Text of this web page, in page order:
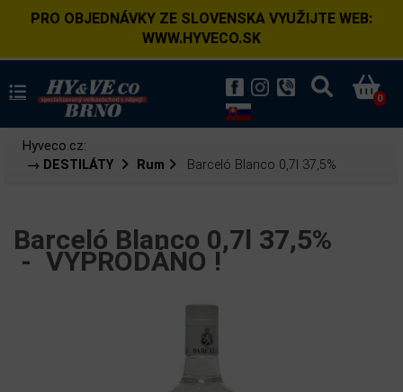
PRO OBJEDNÁVKY ZE SLOVENSKA VYUŽIJTE WEB:
WWW.HYVECO.SK
0
Hyveco.cz:
→ DESTILÁTY
Rum Barceló Blanco 0,7l 37,5%
Barceló Blanco 0,7l 37,5%
- VYPRODÁNO !